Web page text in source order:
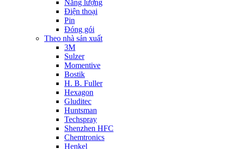
Năng lượng
Điện thoại
Pin
Đóng gói
Theo nhà sản xuất
3M
Sulzer
Momentive
Bostik
H. B. Fuller
Hexagon
Gluditec
Huntsman
Techspray
Shenzhen HFC
Chemtronics
Henkel